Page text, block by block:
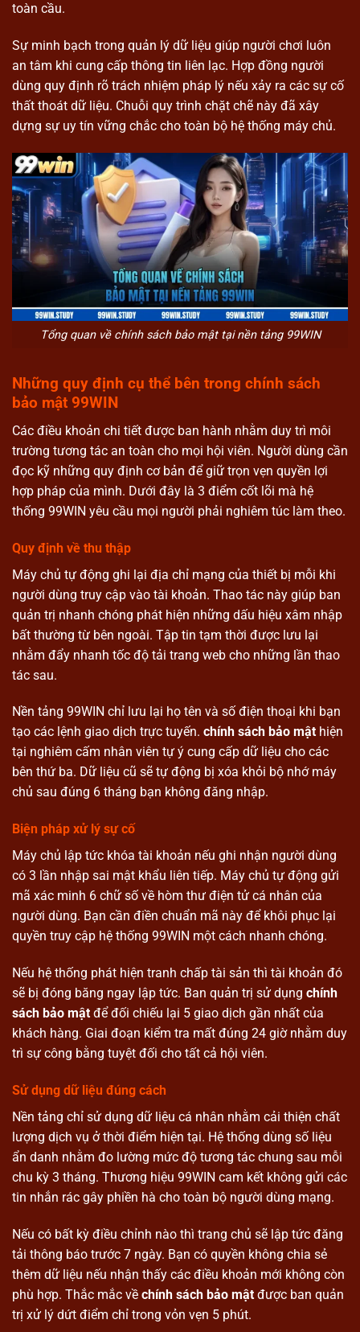
toàn cầu.
Sự minh bạch trong quản lý dữ liệu giúp người chơi luôn
an tâm khi cung cấp thông tin liên lạc. Hợp đồng người
dùng quy định rõ trách nhiệm pháp lý nếu xảy ra các sự cố
thất thoát dữ liệu. Chuỗi quy trình chặt chẽ này đã xây
dựng sự uy tín vững chắc cho toàn bộ hệ thống máy chủ.
Tổng quan về chính sách bảo mật tại nền tảng 99WIN
Những quy định cụ thể bên trong chính sách
bảo mật 99WIN
Các điều khoản chi tiết được ban hành nhằm duy trì môi
trường tương tác an toàn cho mọi hội viên. Người dùng cần
đọc kỹ những quy định cơ bản để giữ trọn vẹn quyền lợi
hợp pháp của mình. Dưới đây là 3 điểm cốt lõi mà hệ
thống 99WIN yêu cầu mọi người phải nghiêm túc làm theo.
Quy định về thu thập
Máy chủ tự động ghi lại địa chỉ mạng của thiết bị mỗi khi
người dùng truy cập vào tài khoản. Thao tác này giúp ban
quản trị nhanh chóng phát hiện những dấu hiệu xâm nhập
bất thường từ bên ngoài. Tập tin tạm thời được lưu lại
nhằm đẩy nhanh tốc độ tải trang web cho những lần thao
tác sau.
Nền tảng 99WIN chỉ lưu lại họ tên và số điện thoại khi bạn
tạo các lệnh giao dịch trực tuyến. chính sách bảo mật hiện
tại nghiêm cấm nhân viên tự ý cung cấp dữ liệu cho các
bên thứ ba. Dữ liệu cũ sẽ tự động bị xóa khỏi bộ nhớ máy
chủ sau đúng 6 tháng bạn không đăng nhập.
Biện pháp xử lý sự cố
Máy chủ lập tức khóa tài khoản nếu ghi nhận người dùng
có 3 lần nhập sai mật khẩu liên tiếp. Máy chủ tự động gửi
mã xác minh 6 chữ số về hòm thư điện tử cá nhân của
người dùng. Bạn cần điền chuẩn mã này để khôi phục lại
quyền truy cập hệ thống 99WIN một cách nhanh chóng.
Nếu hệ thống phát hiện tranh chấp tài sản thì tài khoản đó
sẽ bị đóng băng ngay lập tức. Ban quản trị sử dụng chính
sách bảo mật để đối chiếu lại 5 giao dịch gần nhất của
khách hàng. Giai đoạn kiểm tra mất đúng 24 giờ nhằm duy
trì sự công bằng tuyệt đối cho tất cả hội viên.
Sử dụng dữ liệu đúng cách
Nền tảng chỉ sử dụng dữ liệu cá nhân nhằm cải thiện chất
lượng dịch vụ ở thời điểm hiện tại. Hệ thống dùng số liệu
ẩn danh nhằm đo lường mức độ tương tác chung sau mỗi
chu kỳ 3 tháng. Thương hiệu 99WIN cam kết không gửi các
tin nhắn rác gây phiền hà cho toàn bộ người dùng mạng.
Nếu có bất kỳ điều chỉnh nào thì trang chủ sẽ lập tức đăng
tải thông báo trước 7 ngày. Bạn có quyền không chia sẻ
thêm dữ liệu nếu nhận thấy các điều khoản mới không còn
phù hợp. Thắc mắc về chính sách bảo mật được ban quản
trị xử lý dứt điểm chỉ trong vỏn vẹn 5 phút.